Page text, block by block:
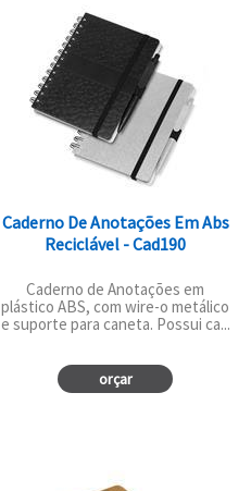
Caderno De Anotações Em Abs
Reciclável - Cad190
Caderno de Anotações em
plástico ABS, com wire-o metálico
e suporte para caneta. Possui ca...
orçar